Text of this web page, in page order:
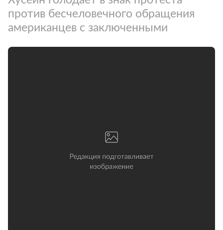
против бесчеловечного обращения
американцев с заключенными